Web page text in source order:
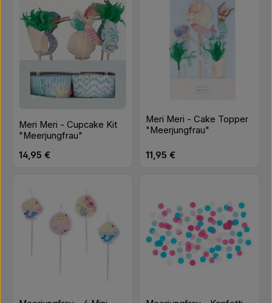
Meri Meri - Cupcake Kit
"Meerjungfrau"
Regulärer Preis:
14,95 €
Meri Meri - Cake Topper
"Meerjungfrau"
Regulärer Preis:
11,95 €